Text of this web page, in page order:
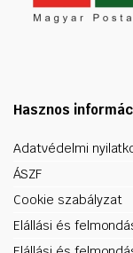
Hasznos
Adatvédelmi
ÁSZF
Cookie szabályzat
Elállási és